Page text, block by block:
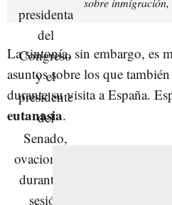
La sintonía, sin embargo, es
asuntos sobre los que
durante su visita a España.
eutanasia.